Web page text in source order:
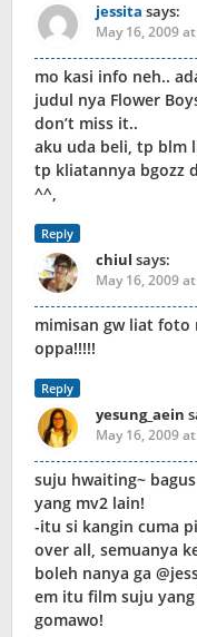
jessita says:
May 16, 2009
mo kasi info neh..
judul nya Flower
don’t miss it..
aku uda beli, tp blm
tp kliatannya bgozz
^^,
Reply
chiul says:
May 16, 2009
mimisan gw liat foto
oppa!!!!!
Reply
yesung_aein
May 16, 2009
suju hwaiting~
yang mv2 lain!
-itu si kangin cuma
over all, semuanya
boleh nanya ga
em itu film suju
gomawo!